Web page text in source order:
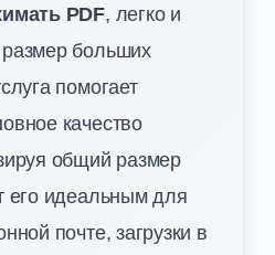
PDF, легко и
больших
помогает
качество
общий размер
его идеальным для
почте, загрузки в